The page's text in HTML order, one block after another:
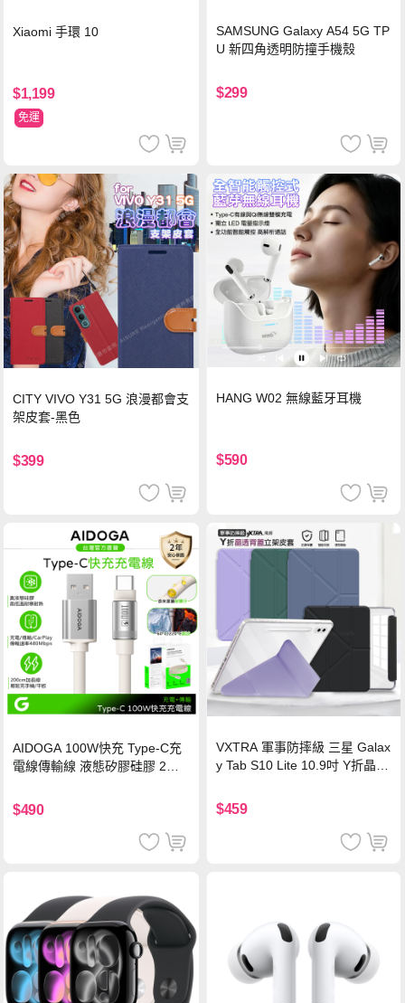
Xiaomi 手環 10
$1,199
免運
SAMSUNG Galaxy A54 5G TP
U 新四角透明防撞手機殼
$299
CITY VIVO Y31 5G 浪漫都會支
架皮套-黑色
$399
HANG W02 無線藍牙耳機
$590
AIDOGA 100W快充 Type-C充
電線傳輸線 液態矽膠硅膠 2M
$490
VXTRA 軍事防摔級 三星 Galax
y Tab S10 Lite 10.9吋 Y折晶透
$459